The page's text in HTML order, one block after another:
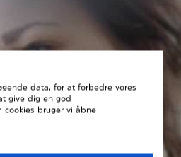
data, for at forbedre vores
give dig en god
cookies bruger vi åbne